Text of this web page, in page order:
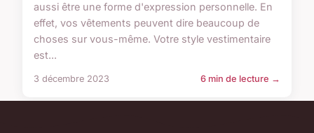
aussi être une forme d'expression personnelle. En
effet, vos vêtements peuvent dire beaucoup de
choses sur vous-même. Votre style vestimentaire
est...
3 décembre 2023 6 min de lecture →